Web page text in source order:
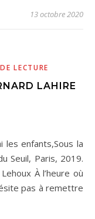
13 octobre 2020
LECTURE
LAHIRE
Seuil, Paris, 2019.
À l’heure où
pas à remettre